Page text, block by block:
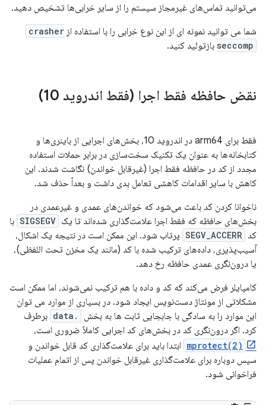
می‌توانید تماس‌های غیرمجاز سیستم را از سایر خرابی‌ها تشخیص دهید.
شما می توانید نمونه ای از این نوع خرابی را با استفاده از crasher
seccomp بازتولید کنید.
نقض حافظه فقط اجرا (فقط اندروید 10)
فقط برای arm64 در اندروید 10، بخش‌های اجرایی از باینری‌ها و
کتابخانه‌ها به عنوان یک تکنیک سخت‌سازی در برابر حملات استفاده
مجدد از کد در حافظه فقط اجرا (غیرقابل خواندن) نگاشت شدند. این
کاهش با سایر اقدامات کاهشی تعامل بدی داشت و بعداً حذف شد.
ناخوانا کردن کد باعث می‌شود که خواندن‌های عمدی و غیرعمدی در
بخش‌های حافظه که فقط اجرا علامت‌گذاری شده‌اند تا یک SIGSEGV با
کد SEGV_ACCERR پرتاب شود. این ممکن است در نتیجه یک اشکال،
آسیب‌پذیری، داده‌های ترکیب شده با کد (مانند یک مخزن تحت اللفظی)،
یا درون‌نگری عمدی حافظه رخ دهد.
کامپایلر فرض می‌کند که کد و داده با هم ترکیب نمی‌شوند، اما ممکن است
مشکلاتی از مونتاژ دست‌نویس ایجاد شود. در بسیاری از موارد می توان
این موارد را به سادگی با جابجایی ثابت ها به بخش
.data
برطرف
کرد. اگر درون‌نگری کد در بخش‌های کد اجرایی کاملاً ضروری است،
mprotect(2) ابتدا باید برای علامت‌گذاری کد قابل خواندن و
سپس دوباره برای علامت‌گذاری غیرقابل خواندن پس از اتمام عملیات
فراخوانی شود.